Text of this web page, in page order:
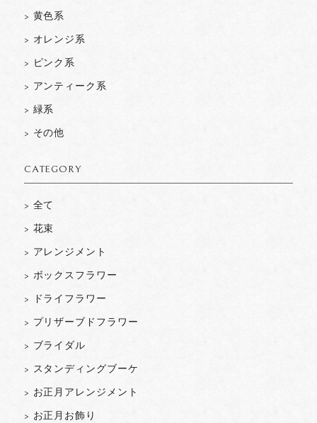
> 黄色系
> オレンジ系
> ピンク系
> アンティーク系
> 緑系
> その他
CATEGORY
> 全て
> 花束
> アレンジメント
> ボックスフラワー
> ドライフラワー
> プリザーブドフラワー
> ブライダル
> スタンディングブーケ
> お正月アレンジメント
> お正月お飾り